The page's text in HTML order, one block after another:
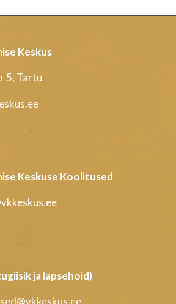
Keskus
5, Tartu
Keskuse Koolitused
ja lapsehoid)